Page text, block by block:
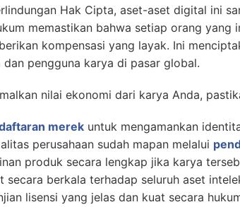
Hak Cipta, aset-aset digital ini
memastikan bahwa setiap orang
kompensasi yang layak. Ini
pengguna karya di pasar global.
nilai ekonomi dari karya Anda,
merek untuk mengamankan
perusahaan sudah mapan melalui
produk secara lengkap jika karya
secara berkala terhadap seluruh aset
lisensi yang jelas dan kuat secara